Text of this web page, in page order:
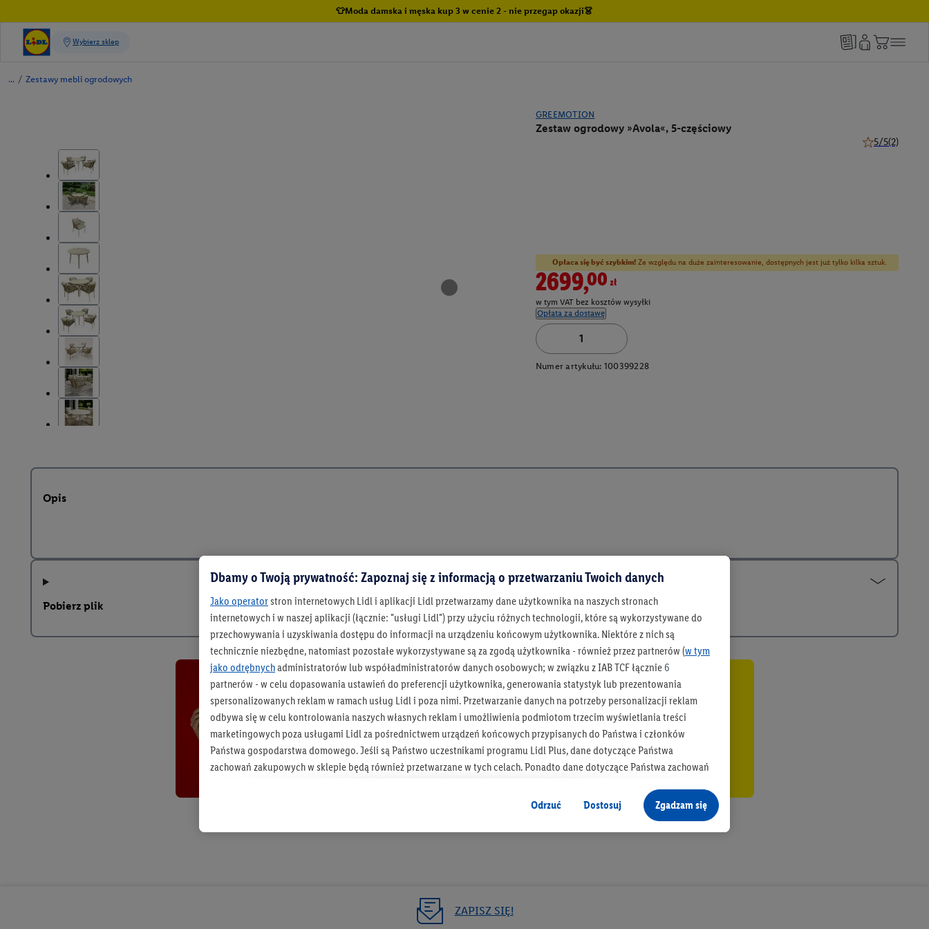
👕Moda damska i męska kup 3 w cenie 2 - nie przegap okazji👗
/ Zestawy mebli ogrodowych
GREEMOTION
Zestaw ogrodowy »Avola«, 5-częściowy
5/5(2)
Opłaca się być szybkim!Ze względu na duże zainteresowanie, dostępnych jest już tylko kilka sztuk.
2699,00zł
w tym VAT bez kosztów wysyłki
Opłata za dostawę
Numer artykułu: 100399228
Opis
Pobierz plik
Bądź na bieżąco
Otrzymuj newsletter Lidla
Zapisz się!
ZAPISZ SIĘ!
Dbamy o Twoją prywatność: Zapoznaj się z informacją o przetwarzaniu Twoich danych
Jako operatorstron internetowych Lidl i aplikacji Lidl przetwarzamy dane użytkownika na naszych stronach
internetowych i w naszej aplikacji (łącznie: "usługi Lidl") przy użyciu różnych technologii, które są wykorzystywane do
przechowywania i uzyskiwania dostępu do informacji na urządzeniu końcowym użytkownika. Niektóre z nich są
technicznie niezbędne, natomiast pozostałe wykorzystywane są za zgodą użytkownika - również przez partnerów (w tym
jako odrębnychadministratorów lub współadministratorów danych osobowych; w związku z IAB TCF łącznie 6
partnerów - w celu dopasowania ustawień do preferencji użytkownika, generowania statystyk lub prezentowania
spersonalizowanych reklam w ramach usług Lidl i poza nimi. Przetwarzanie danych na potrzeby personalizacji reklam
odbywa się w celu kontrolowania naszych własnych reklam i umożliwienia podmiotom trzecim wyświetlania treści
marketingowych poza usługami Lidl za pośrednictwem urządzeń końcowych przypisanych do Państwa i członków
Państwa gospodarstwa domowego. Jeśli są Państwo uczestnikami programu Lidl Plus, dane dotyczące Państwa
zachowań zakupowych w sklepie będą również przetwarzane w tych celach. Ponadto dane dotyczące Państwa zachowań
jako niezależny administrator danych
Tworzenie spersonalizowanych reklam opiera się na generowaniu profili, które są również wzbogacane o dane z innych
końcowych w celu tworzenia grup docelowych (tzw. segmentów). W związku z personalizacją treści marketingowych,
przetwarzanie odbywa się również w celu pomiaru wydajności/skuteczności reklamy, badania grup docelowych,
Odrzuć Dostosuj Zgadzam się